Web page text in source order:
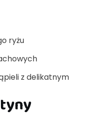
ryżu
z delikatnym